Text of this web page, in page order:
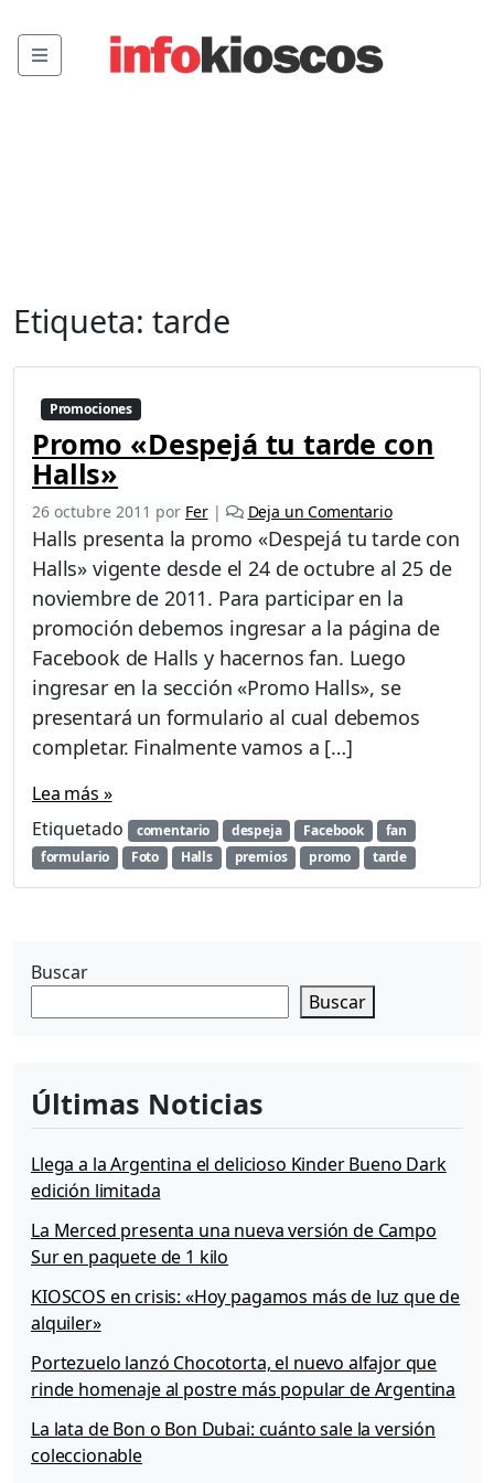
Menu
Etiqueta: tarde
Promociones
Promo «Despejá tu tarde con
Halls»
26 octubre 2011 por Fer | Deja un Comentario
Halls presenta la promo «Despejá tu tarde con
Halls» vigente desde el 24 de octubre al 25 de
noviembre de 2011. Para participar en la
promoción debemos ingresar a la página de
Facebook de Halls y hacernos fan. Luego
ingresar en la sección «Promo Halls», se
presentará un formulario al cual debemos
completar. Finalmente vamos a […]
Lea más »
Etiquetado
comentario despeja Facebook
fan
formulario
Foto Halls premios promo tarde
Buscar
Buscar
Últimas Noticias
Llega a la Argentina el delicioso Kinder Bueno Dark
edición limitada
La Merced presenta una nueva versión de Campo
Sur en paquete de 1 kilo
KIOSCOS en crisis: «Hoy pagamos más de luz que de
alquiler»
Portezuelo lanzó Chocotorta, el nuevo alfajor que
rinde homenaje al postre más popular de Argentina
La lata de Bon o Bon Dubai: cuánto sale la versión
coleccionable